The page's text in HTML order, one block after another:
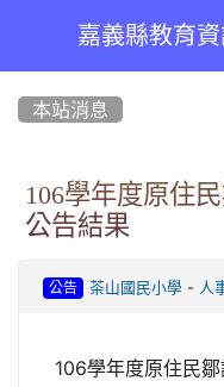
嘉義縣教育資
本站消息
106學年度原住
公告結果
公告 茶山國民小學- 人
106學年度原住民